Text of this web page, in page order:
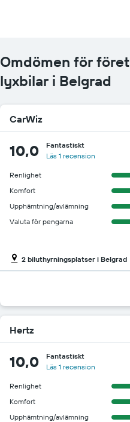
Omdömen för
lyxbilar i Belgrad
CarWiz
10,0
Fantastiskt
Läs 1 recension
Renlighet
Komfort
Upphämtning/avlämning
Valuta för pengarna
2 biluthyrningsplatser i Belgrad
Hertz
10,0
Fantastiskt
Läs 1 recension
Renlighet
Komfort
Upphämtning/avlämning